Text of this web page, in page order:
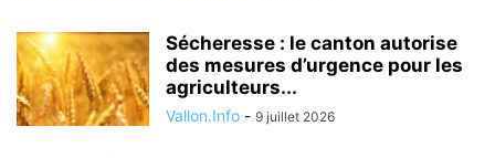
Sécheresse : le canton autorise
des mesures d’urgence pour les
agriculteurs...
Vallon.Info - 9 juillet 2026